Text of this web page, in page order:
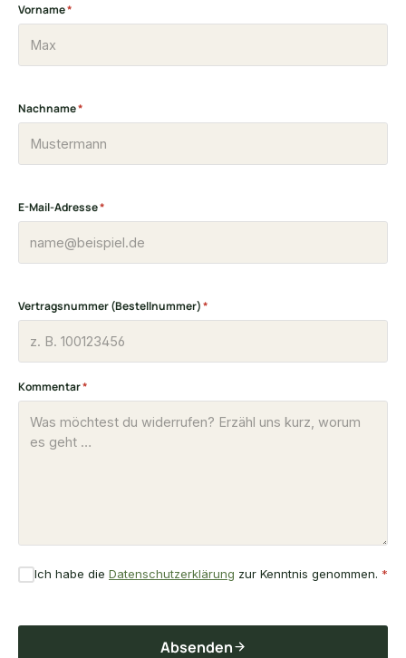
Vorname*
Nachname*
E-Mail-Adresse*
Vertragsnummer (Bestellnummer)*
Kommentar*
Ich habe die Datenschutzerklärung zur Kenntnis genommen. *
Absenden